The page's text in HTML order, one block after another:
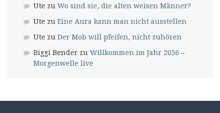
Ute zu Wo sind sie, die alten weisen Männer?
Ute zu Eine Aura kann man nicht ausstellen
Ute zu Der Mob will pfeifen, nicht zuhören
Biggi Bender zu Willkommen im Jahr 2036 –
Morgenwelle live